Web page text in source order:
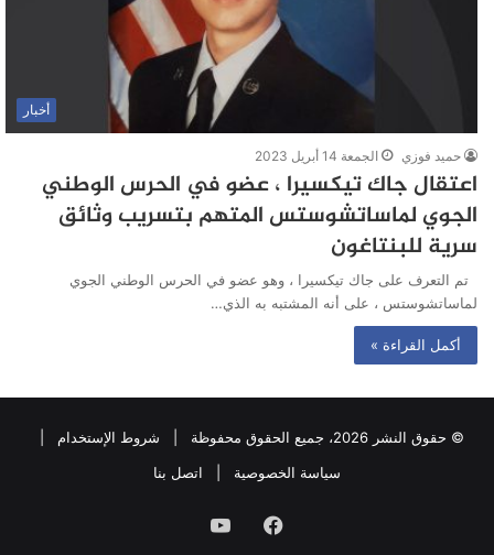
أخبار
حميد فوزي الجمعة 14 أبريل 2023
اعتقال جاك تيكسيرا ، عضو في الحرس الوطني
الجوي لماساتشوستس المتهم بتسريب وثائق
سرية للبنتاغون
تم التعرف على جاك تيكسيرا ، وهو عضو في الحرس الوطني الجوي
لماساتشوستس ، على أنه المشتبه به الذي…
أكمل القراءة »
© حقوق النشر 2026، جميع الحقوق محفوظة | شروط الإستخدام
سياسة الخصوصية
اتصل بنا
فيسبوكيوتيوب